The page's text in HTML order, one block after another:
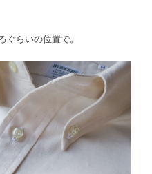
らいの位置で。